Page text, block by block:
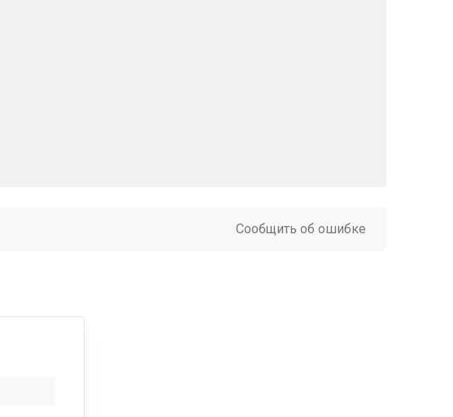
Сообщить об ошибке